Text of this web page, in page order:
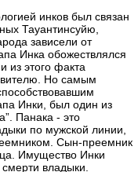
инков был связан
Тауантинсуйю,
зависели от
Инка обожествлялся
из этого факта
Но самым
Инки, был один из
Панака - это
по мужской линии,
Сын-преемник
Имущество Инки
смерти владыки.